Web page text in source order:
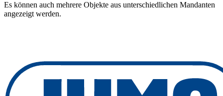
Es können auch mehrere Objekte aus unterschiedlichen Mandanten
angezeigt werden.